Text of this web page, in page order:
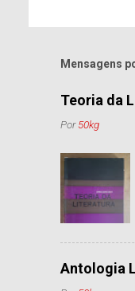
Mensagens
Teoria da
Por50kg
Antologia